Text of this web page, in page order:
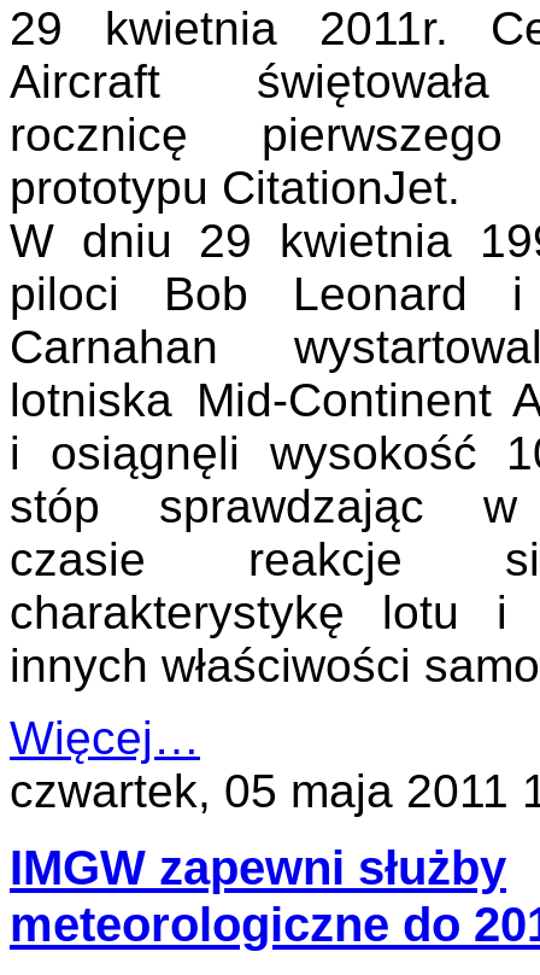
29 kwietnia 2011r.
Aircraft
rocznicę
prototypu CitationJet.
W dniu 29 kwietnia
piloci Bob Leonard
Carnahan
lotniska Mid-Continent
i osiągnęli wysokość
stóp sprawdzając
czasie reakcje
charakterystykę lotu i
innych właściwości
Więcej…
czwartek, 05 maja 2011
IMGW zapewni służby
meteorologiczne do